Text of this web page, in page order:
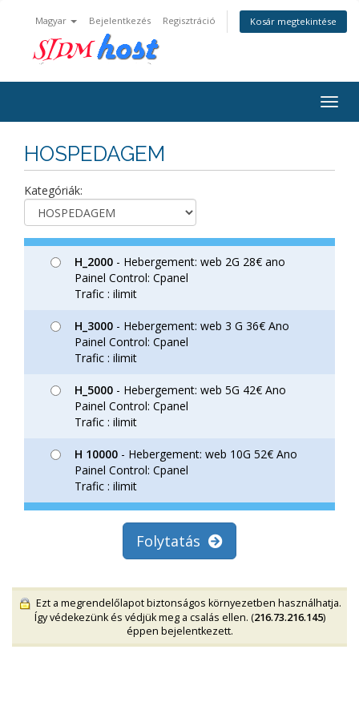
Magyar Bejelentkezés Regisztráció Kosár megtekintése
HOSPEDAGEM
Kategóriák:
H_2000 - Hebergement: web 2G 28€ ano
Painel Control: Cpanel
Trafic : ilimit
H_3000 - Hebergement: web 3 G 36€ Ano
Painel Control: Cpanel
Trafic : ilimit
H_5000 - Hebergement: web 5G 42€ Ano
Painel Control: Cpanel
Trafic : ilimit
H 10000 - Hebergement: web 10G 52€ Ano
Painel Control: Cpanel
Trafic : ilimit
Folytatás
Ezt a megrendelőlapot biztonságos környezetben használhatja.
Így védekezünk és védjük meg a csalás ellen. (216.73.216.145)
éppen bejelentkezett.